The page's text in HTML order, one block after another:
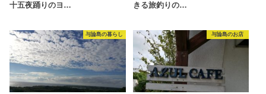
十五夜踊りのヨ…
きる旅釣りの…
与論島の暮らし 与論島のお店